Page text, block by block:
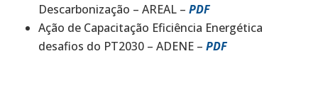
Descarbonização – AREAL –PDF
Ação de Capacitação Eficiência Energética
desafios do PT2030 – ADENE –PDF